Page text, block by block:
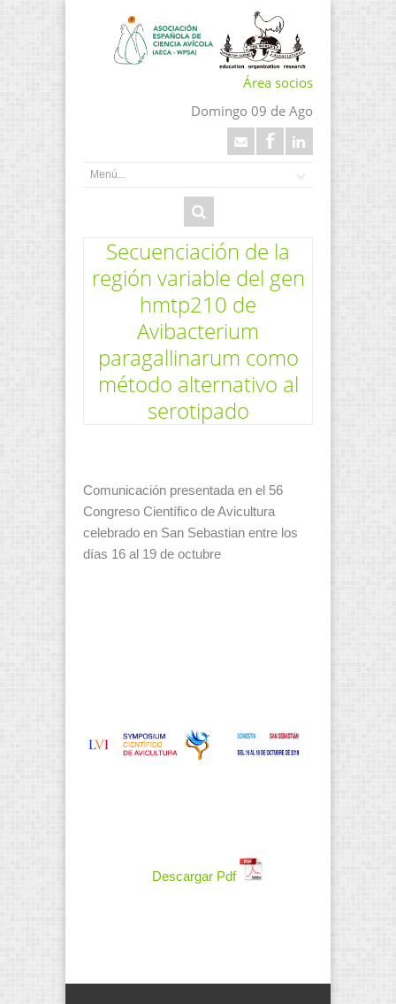
Área socios
Domingo 09 de Ago
Secuenciación de la
región variable del gen
hmtp210 de
Avibacterium
paragallinarum como
método alternativo al
serotipado
Comunicación presentada en el 56
Congreso Científico de Avicultura
celebrado en San Sebastian entre los
días 16 al 19 de octubre
Descargar Pdf